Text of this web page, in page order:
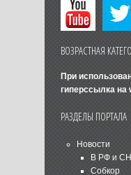
ВОЗРАСТНАЯ
При
гиперссылка на
РАЗДЕЛЫ ПОРТАЛА
Новости
В РФ и
Собкор